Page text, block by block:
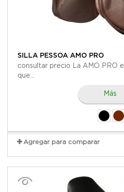
SILLA PESSOA AMO PRO
consultar precio La AMO PRO
que...
Más
Agregar para comparar